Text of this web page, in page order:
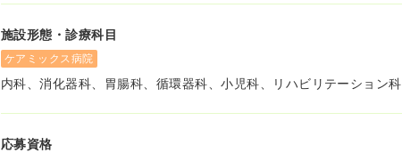
施設形態・診療科目
ケアミックス病院
内科、消化器科、胃腸科、循環器科、小児科、リハビリテーション科
応募資格